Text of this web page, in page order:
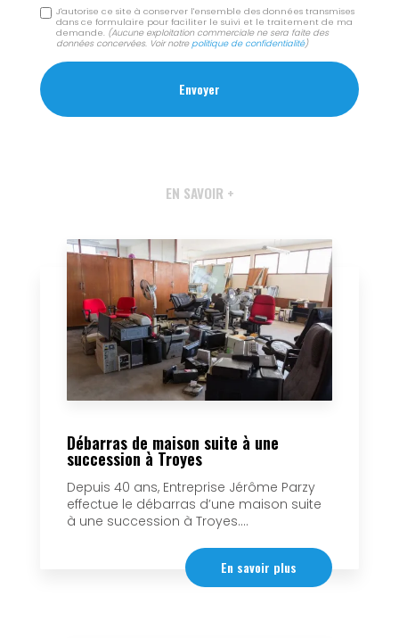
J'autorise ce site à conserver l'ensemble des données transmises
dans ce formulaire pour faciliter le suivi et le traitement de ma
demande. (Aucune exploitation commerciale ne sera faite des
données concervées. Voir notrepolitique de confidentialité)
EN SAVOIR +
Débarras de maison suite à une
succession à Troyes
Depuis 40 ans, Entreprise Jérôme Parzy
effectue le débarras d’une maison suite
à une succession à Troyes....
En savoir plus